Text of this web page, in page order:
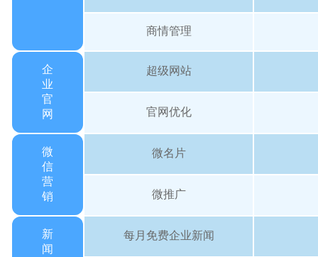
商情管理
企
业
官
网
超级网站
官网优化
微
信
营
销
微名片
微推广
新
闻
每月免费企业新闻